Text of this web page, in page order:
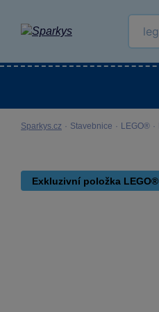
Sparkys.cz · Stavebnice · LEGO® ·
Exkluzivní položka LEGO®